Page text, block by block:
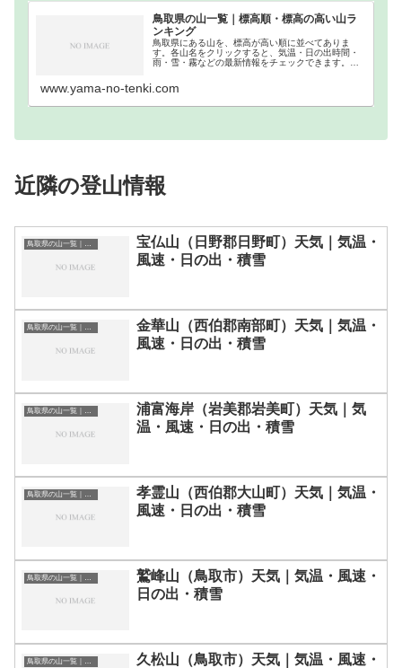
鳥取県の山一覧｜標高順・標高の高い山ラ
ンキング
鳥取県にある山を、標高が高い順に並べてありま
す。各山名をクリックすると、気温・日の出時間・
雨・雪・霧などの最新情報をチェックできます。鳥
www.yama-no-tenki.com
近隣の登山情報
鳥取県の山一覧｜標高順・標高の高い山ランキング
宝仏山（日野郡日野町）天気｜気温・
風速・日の出・積雪
鳥取県の山一覧｜標高順・標高の高い山ランキング
金華山（西伯郡南部町）天気｜気温・
風速・日の出・積雪
鳥取県の山一覧｜標高順・標高の高い山ランキング
浦富海岸（岩美郡岩美町）天気｜気
温・風速・日の出・積雪
孝霊山（西伯郡大山町）天気｜気温・
風速・日の出・積雪
鷲峰山（鳥取市）天気｜気温・風速・
日の出・積雪
久松山（鳥取市）天気｜気温・風速・